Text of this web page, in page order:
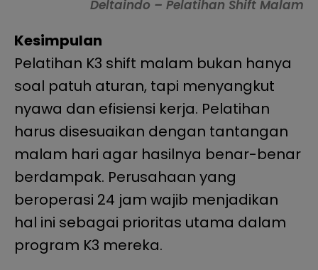
Deltaindo – Pelatihan Shift Malam
Kesimpulan
Pelatihan K3 shift malam bukan hanya
soal patuh aturan, tapi menyangkut
nyawa dan efisiensi kerja. Pelatihan
harus disesuaikan dengan tantangan
malam hari agar hasilnya benar-benar
berdampak. Perusahaan yang
beroperasi 24 jam wajib menjadikan
hal ini sebagai prioritas utama dalam
program K3 mereka.